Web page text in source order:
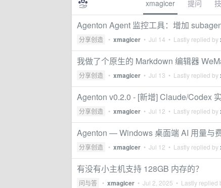
xmagicer 提问
Agenton Agent 监控工具：增加
分享创造 • xmagicer • Jul 14 • Lastly replied by
我做了个原生的 Markdown 编辑器
分享创造 • xmagicer • Jul 13 • Lastly replied by
Agenton v0.2.0 - [新增] Claude/Codex
分享创造 • xmagicer • Jul 12 • Lastly replied by
Agenton — Windows 桌面端 AI 用量与
分享创造 • xmagicer • Jul 12 • Lastly replied by
有没有小主机支持 128GB 内存的？
问与答 • xmagicer • Jul 2, 2025 • Lastly replied